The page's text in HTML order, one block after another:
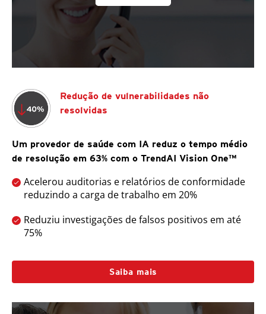
Redução de vulnerabilidades não
resolvidas
Um provedor de saúde com IA reduz o tempo médio
de resolução em 63% com o TrendAI Vision One™
Acelerou auditorias e relatórios de conformidade
reduzindo a carga de trabalho em 20%
Reduziu investigações de falsos positivos em até
75%
Saiba mais